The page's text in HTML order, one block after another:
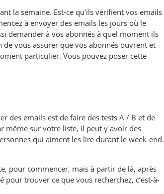
la semaine. Est-ce qu’ils vérifient vos emails
à envoyer des emails les jours où le
demander à vos abonnés à quel moment ils
de vous assurer que vos abonnés ouvrent et
particulier. Vous pouvez poser cette
des emails est de faire des tests A / B et de
même sur votre liste, il peut y avoir des
qui aiment les lire durant le week-end.
pour commencer, mais à partir de là, après
trouver ce que vous recherchez, c’est-à-